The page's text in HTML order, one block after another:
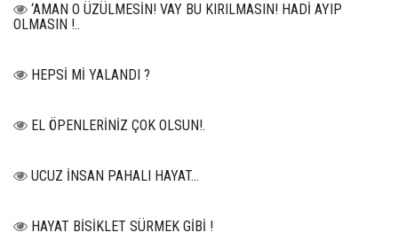
‘AMAN O ÜZÜLMESİN! VAY BU KIRILMASIN! HADİ AYIP
OLMASIN !..
HEPSİ Mİ YALANDI ?
EL ÖPENLERİNİZ ÇOK OLSUN!.
UCUZ İNSAN PAHALI HAYAT…
HAYAT BİSİKLET SÜRMEK GİBİ !